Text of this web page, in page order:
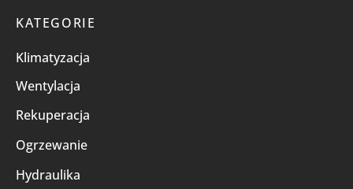
KATEGORIE
Klimatyzacja
Wentylacja
Rekuperacja
Ogrzewanie
Hydraulika